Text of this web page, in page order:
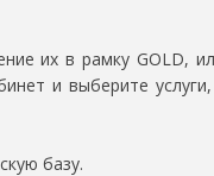
их в рамку GOLD,
и выберите
базу.